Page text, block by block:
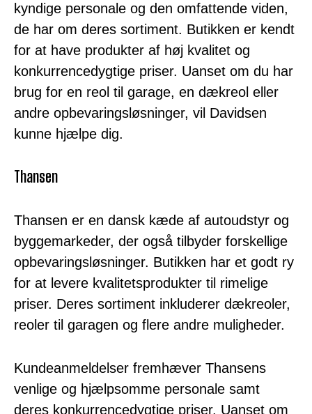
kyndige personale og den omfattende viden,
de har om deres sortiment. Butikken er kendt
for at have produkter af høj kvalitet og
konkurrencedygtige priser. Uanset om du har
brug for en reol til garage, en dækreol eller
andre opbevaringsløsninger, vil Davidsen
kunne hjælpe dig.
Thansen
Thansen er en dansk kæde af autoudstyr og
byggemarkeder, der også tilbyder forskellige
opbevaringsløsninger. Butikken har et godt ry
for at levere kvalitetsprodukter til rimelige
priser. Deres sortiment inkluderer dækreoler,
reoler til garagen og flere andre muligheder.
Kundeanmeldelser fremhæver Thansens
venlige og hjælpsomme personale samt
deres konkurrencedygtige priser. Uanset om